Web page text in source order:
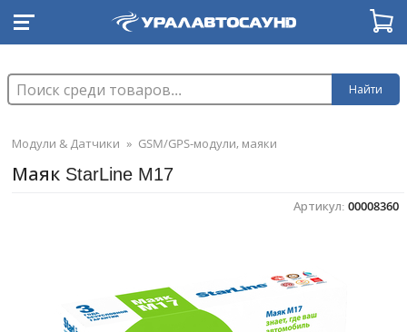
Найти
Модули & Датчики » GSM/GPS-модули, маяки
Маяк StarLine M17
Артикул: 00008360